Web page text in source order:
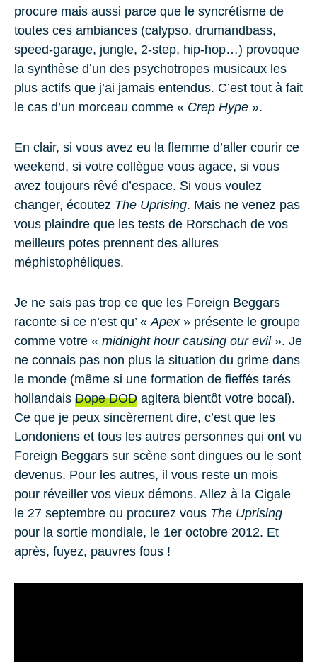
procure mais aussi parce que le syncrétisme de
toutes ces ambiances (calypso, drumandbass,
speed-garage, jungle, 2-step, hip-hop…) provoque
la synthèse d’un des psychotropes musicaux les
plus actifs que j’ai jamais entendus. C’est tout à fait
le cas d’un morceau comme « Crep Hype ».
En clair, si vous avez eu la flemme d’aller courir ce
weekend, si votre collègue vous agace, si vous
avez toujours rêvé d’espace. Si vous voulez
changer, écoutez The Uprising. Mais ne venez pas
vous plaindre que les tests de Rorschach de vos
meilleurs potes prennent des allures
méphistophéliques.
Je ne sais pas trop ce que les Foreign Beggars
raconte si ce n’est qu’ « Apex» présente le groupe
comme votre « midnight hour causing our evil ». Je
ne connais pas non plus la situation du grime dans
le monde (même si une formation de fieffés tarés
hollandais Dope DOD agitera bientôt votre bocal).
Ce que je peux sincèrement dire, c’est que les
Londoniens et tous les autres personnes qui ont vu
Foreign Beggars sur scène sont dingues ou le sont
devenus. Pour les autres, il vous reste un mois
pour réveiller vos vieux démons. Allez à la Cigale
le 27 septembre ou procurez vous The Uprising
pour la sortie mondiale, le 1er octobre 2012. Et
après, fuyez, pauvres fous !